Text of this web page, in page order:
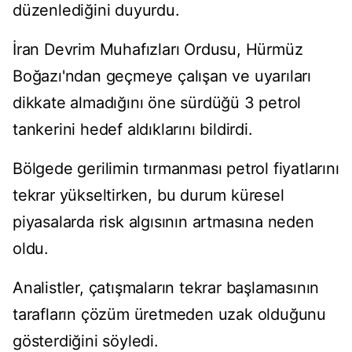
düzenlediğini duyurdu.
İran Devrim Muhafızları Ordusu, Hürmüz
Boğazı'ndan geçmeye çalışan ve uyarıları
dikkate almadığını öne sürdüğü 3 petrol
tankerini hedef aldıklarını bildirdi.
Bölgede gerilimin tırmanması petrol fiyatlarını
tekrar yükseltirken, bu durum küresel
piyasalarda risk algısının artmasına neden
oldu.
Analistler, çatışmaların tekrar başlamasının
tarafların çözüm üretmeden uzak olduğunu
gösterdiğini söyledi.